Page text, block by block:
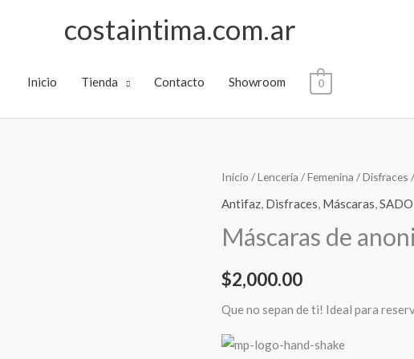
costaintima.com.ar
Inicio Tienda Contacto Showroom 0
Inicio /Lencería /Femenina /Disfraces
Antifaz, Disfraces, Máscaras,SADO
Máscaras de
$2,000.00
Que no sepan de ti! Ideal para
Máscaras
de
cantidad